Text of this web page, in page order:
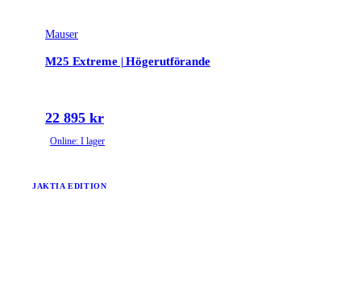
Mauser
M25 Extreme | Högerutförande
22 895 kr
Online: I lager
JAKTIA EDITION